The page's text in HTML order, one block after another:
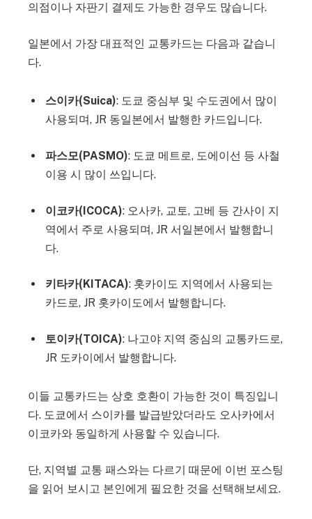
의점이나 자판기 결제도 가능한 경우도 많습니다.
일본에서 가장 대표적인 교통카드는 다음과 같습니
다.
스이카(Suica): 도쿄 중심부 및 수도권에서 많이
사용되며, JR 동일본에서 발행한 카드입니다.
파스모(PASMO): 도쿄 메트로, 도에이선 등 사철
이용 시 많이 쓰입니다.
이코카(ICOCA): 오사카, 교토, 고베 등 간사이 지
역에서 주로 사용되며, JR 서일본에서 발행합니
다.
키타카(KITACA): 홋카이도 지역에서 사용되는
카드로, JR 홋카이도에서 발행합니다.
토이카(TOICA): 나고야 지역 중심의 교통카드로,
JR 도카이에서 발행합니다.
이들 교통카드는 상호 호환이 가능한 것이 특징입니
다. 도쿄에서 스이카를 발급받았더라도 오사카에서
이코카와 동일하게 사용할 수 있습니다.
단, 지역별 교통 패스와는 다르기 때문에 이번 포스팅
을 읽어 보시고 본인에게 필요한 것을 선택해보세요.